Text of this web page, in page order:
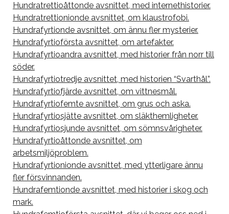
Hundratrettioåttonde avsnittet, med internethistorier.
Hundratrettionionde avsnittet, om klaustrofobi.
Hundrafyrtionde avsnittet, om ännu fler mysterier.
Hundrafyrtioförsta avsnittet, om artefakter.
Hundrafyrtioandra avsnittet, med historier från norr till
söder.
Hundrafyrtiotredje avsnittet, med historien “Svarthål”.
Hundrafyrtiofjärde avsnittet, om vittnesmål.
Hundrafyrtiofemte avsnittet, om grus och aska.
Hundrafyrtiosjätte avsnittet, om släkthemligheter.
Hundrafyrtiosjunde avsnittet, om sömnsvårigheter.
Hundrafyrtioåttonde avsnittet, om
arbetsmiljöproblem.
Hundrafyrtionionde avsnittet, med ytterligare ännu
fler försvinnanden.
Hundrafemtionde avsnittet, med historier i skog och
mark.